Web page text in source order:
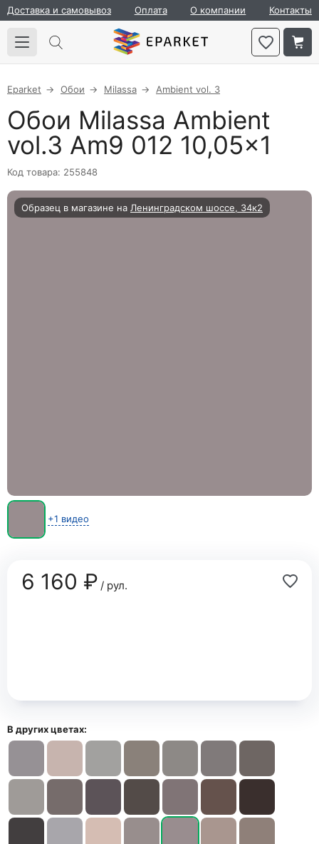
Доставка и самовывоз Оплата О компании Контакты
Eparket Обои Milassa Ambient vol. 3
Обои Milassa Ambient
vol.3 Am9 012 10,05×1
Код товара: 255848
Образец в магазине на Ленинградском шоссе, 34к2
+1 видео
6 160 ₽/ рул.
В других цветах: